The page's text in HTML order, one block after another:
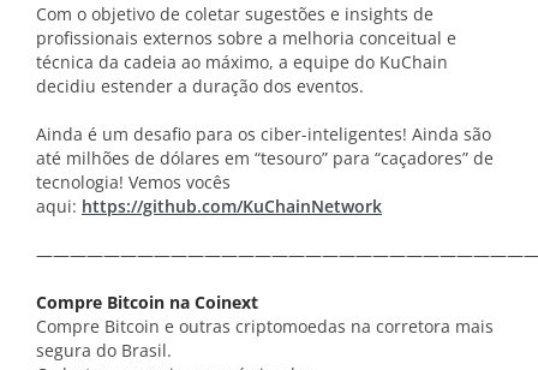
Com o objetivo de coletar sugestões e insights de
profissionais externos sobre a melhoria conceitual e
técnica da cadeia ao máximo, a equipe do KuChain
decidiu estender a duração dos eventos.
Ainda é um desafio para os ciber-inteligentes! Ainda são
até milhões de dólares em “tesouro” para “caçadores” de
tecnologia! Vemos vocês
aqui: https://github.com/KuChainNetwork
Compre Bitcoin na Coinext
Compre Bitcoin e outras criptomoedas na corretora mais
segura do Brasil.